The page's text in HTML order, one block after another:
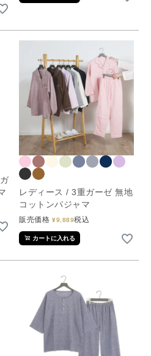
レディース / 3重ガーゼ 無地
コットンパジャマ
販売価格 ¥9,889税込
カートに入れる